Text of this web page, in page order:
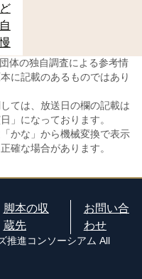
ど
自
体の独自調査による参考情
に記載のあるものではあり
ては、放送日の欄の記載は
」になっております。
かな」から機械変換で表示
確な場合があります。
脚本の収
蔵先
お問い合
わせ
進コンソーシアム All